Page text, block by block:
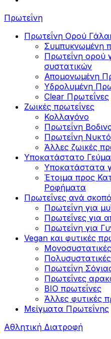
Πρωτεΐνη
Πρωτεΐνη Ορού
Συμπυκνωμένη
Πρωτεΐνη ορού
συστατικών
Απομονωμένη
Υδρολυμένη
Clear Πρωτεΐνες
Ζωικές πρωτεΐνες
Κολλαγόνο
Πρωτεΐνη
Πρωτεΐνη
Άλλες ζωικές
Υποκατάστατο
Υποκατάστατα
Έτοιμα προς
Ροφήματα
Πρωτεΐνες ανά σκοπό
Πρωτεΐνη για
Πρωτεΐνες για
Πρωτεΐνη για
Vegan και φυτικές
Πρωτεΐνη
Πρωτεΐνες
ΒIO πρωτεΐνες
Άλλες φυτικές
Μείγματα Πρωτεΐνης
Αθλητική Διατροφή